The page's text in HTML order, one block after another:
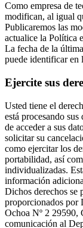
Como empresa de
modifican, al igual
Publicaremos las
actualice la Política
La fecha de la
puede identificar en
Ejercite sus
Usted tiene el
está procesando
de acceder a sus
solicitar su
como ejercitar los
portabilidad, así
individualizadas.
información
Dichos derechos se
proporcionados por
Ochoa Nº 2 29590,
comunicación al